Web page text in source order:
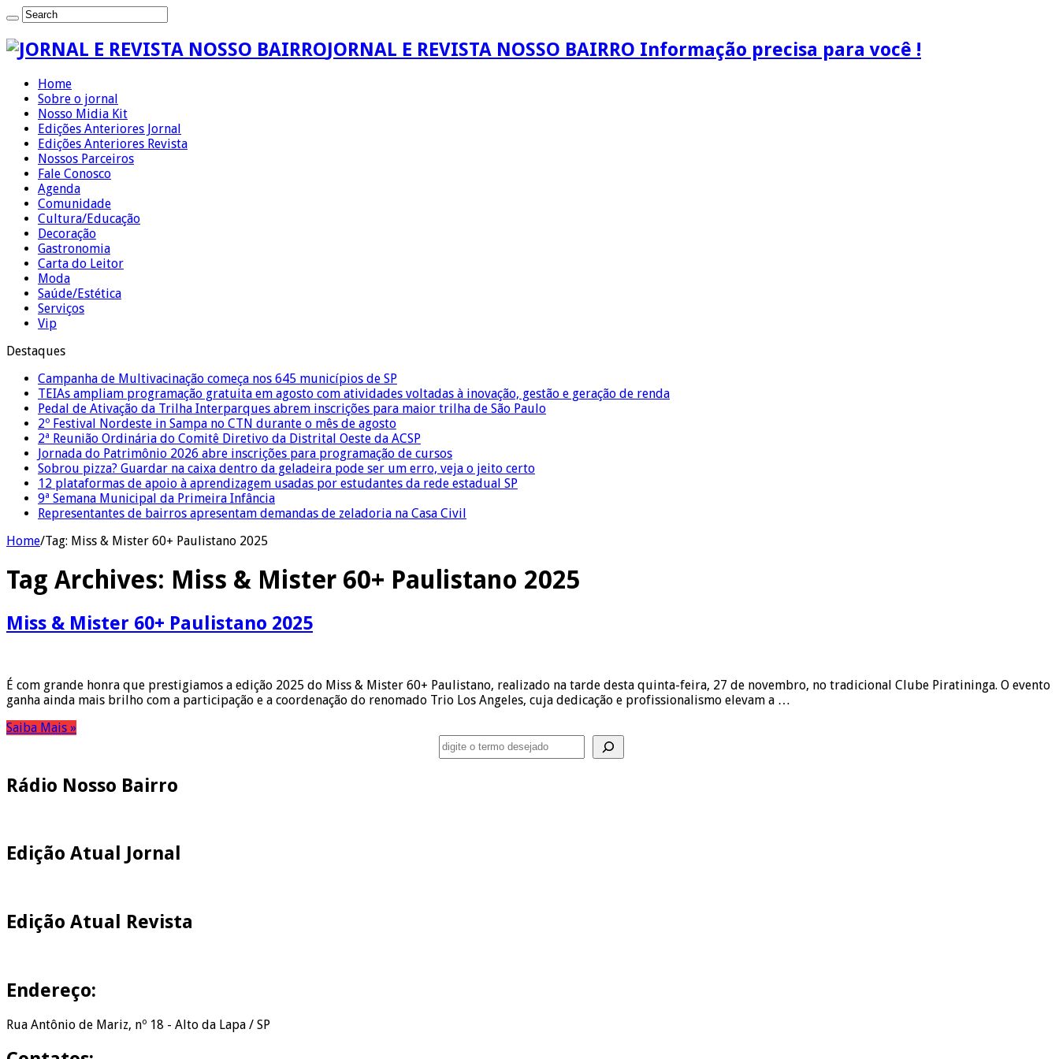
JORNAL E REVISTA NOSSO BAIRRO Informação precisa para você !
Home
Sobre o jornal
Nosso Midia Kit
Edições Anteriores Jornal
Edições Anteriores Revista
Nossos Parceiros
Fale Conosco
Agenda
Comunidade
Cultura/Educação
Decoração
Gastronomia
Carta do Leitor
Moda
Saúde/Estética
Serviços
Vip
Destaques
Campanha de Multivacinação começa nos 645 municípios de SP
TEIAs ampliam programação gratuita em agosto com atividades voltadas à inovação, gestão e geração de renda
Pedal de Ativação da Trilha Interparques abrem inscrições para maior trilha de São Paulo
2º Festival Nordeste in Sampa no CTN durante o mês de agosto
2ª Reunião Ordinária do Comitê Diretivo da Distrital Oeste da ACSP
Jornada do Patrimônio 2026 abre inscrições para programação de cursos
Sobrou pizza? Guardar na caixa dentro da geladeira pode ser um erro, veja o jeito certo
12 plataformas de apoio à aprendizagem usadas por estudantes da rede estadual SP
9ª Semana Municipal da Primeira Infância
Representantes de bairros apresentam demandas de zeladoria na Casa Civil
Home/Tag: Miss & Mister 60+ Paulistano 2025
Tag Archives: Miss & Mister 60+ Paulistano 2025
Miss & Mister 60+ Paulistano 2025
É com grande honra que prestigiamos a edição 2025 do Miss & Mister 60+ Paulistano, realizado na tarde desta quinta-feira, 27 de novembro, no tradicional Clube Piratininga. O evento
ganha ainda mais brilho com a participação e a coordenação do renomado Trio Los Angeles, cuja dedicação e profissionalismo elevam a …
Saiba Mais »
Rádio Nosso Bairro
Edição Atual Jornal
Edição Atual Revista
Endereço:
Rua Antônio de Mariz, nº 18 - Alto da Lapa / SP